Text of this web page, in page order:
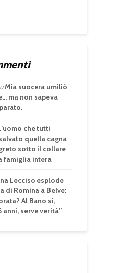
Mia suocera umiliò
ma non sapeva
che tutti
quella cagna
sotto il collare
famiglia intera
Lecciso esplode
di Romina a Belve:
Al Bano sì,
anni, serve verità”